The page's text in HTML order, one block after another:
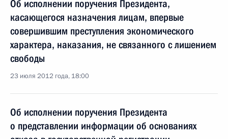
Об исполнении поручения Президента,
касающегося назначения лицам, впервые
совершившим преступления экономического
характера, наказания, не связанного с лишением
свободы
23 июля 2012 года, 18:00
Об исполнении поручения Президента
о представлении информации об основаниях